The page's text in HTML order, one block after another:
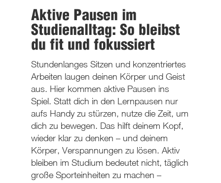
Aktive Pausen im
Studienalltag: So bleibst
du fit und fokussiert
Stundenlanges Sitzen und konzentriertes
Arbeiten laugen deinen Körper und Geist
aus. Hier kommen aktive Pausen ins
Spiel. Statt dich in den Lernpausen nur
aufs Handy zu stürzen, nutze die Zeit, um
dich zu bewegen. Das hilft deinem Kopf,
wieder klar zu denken – und deinem
Körper, Verspannungen zu lösen. Aktiv
bleiben im Studium bedeutet nicht, täglich
große Sporteinheiten zu machen –